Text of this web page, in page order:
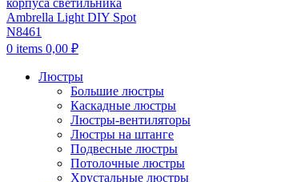
0 items 0,00 ₽
Люстры
Большие люстры
Каскадные люстры
Люстры-вентиляторы
Люстры на штанге
Подвесные люстры
Потолочные люстры
Хрустальные люстры